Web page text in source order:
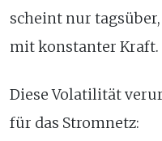
scheint nur
mit konstanter Kraft.
Diese Volatilität
für das Stromnetz: